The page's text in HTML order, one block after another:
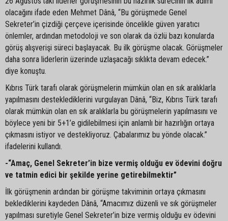
olacağını ifade eden Mehmet Dânâ, “Bu görüşmede Genel
Sekreter’in çizdiği çerçeve içerisinde öncelikle güven yaratıcı
önlemler, ardından metodoloji ve son olarak da özlü bazı konularda
görüş alışverişi süreci başlayacak. Bu ilk görüşme olacak. Görüşmeler
daha sonra liderlerin üzerinde uzlaşacağı sıklıkta devam edecek.”
diye konuştu.
Kıbrıs Türk tarafı olarak görüşmelerin mümkün olan en sık aralıklarla
yapılmasını desteklediklerini vurgulayan Dânâ, “Biz, Kıbrıs Türk tarafı
olarak mümkün olan en sık aralıklarla bu görüşmelerin yapılmasını ve
böylece yeni bir 5+1’e gidilebilmesi için anlamlı bir hazırlığın ortaya
çıkmasını istiyor ve destekliyoruz. Çabalarımız bu yönde olacak.”
ifadelerini kullandı.
-“Amaç, Genel Sekreter’in bize vermiş olduğu ev ödevini doğru
ve tatmin edici bir şekilde yerine getirebilmektir”
İlk görüşmenin ardından bir görüşme takviminin ortaya çıkmasını
beklediklerini kaydeden Dânâ, “Amacımız düzenli ve sık görüşmeler
yapılması suretiyle Genel Sekreter’in bize vermiş olduğu ev ödevini